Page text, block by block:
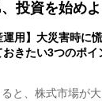
投資を始めよ
運用】大災害時に
おきたい3つのポ
と、株式市場が